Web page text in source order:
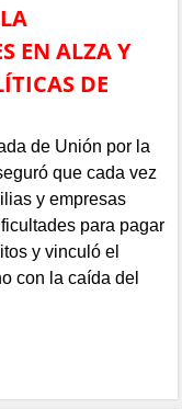
EN ALZA Y
DE
de Unión por la
que cada vez
y empresas
para pagar
y vinculó el
con la caída del